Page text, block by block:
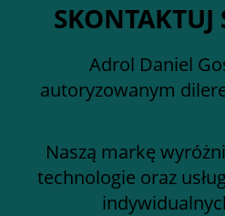
Adrol Daniel
autoryzowanym
Naszą markę
technologie oraz